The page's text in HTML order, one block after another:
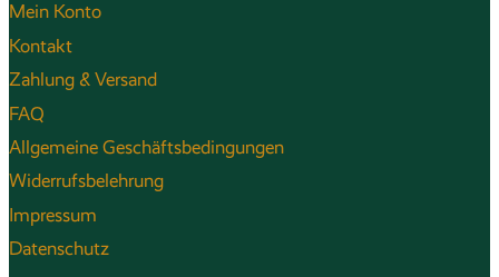
Mein Konto
Kontakt
Zahlung & Versand
FAQ
Allgemeine Geschäftsbedingungen
Widerrufsbelehrung
Impressum
Datenschutz